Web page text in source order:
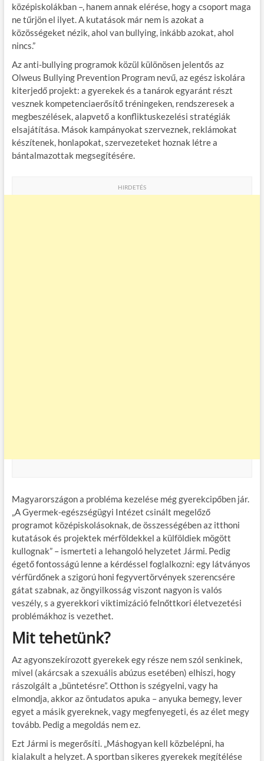
középiskolákban –, hanem annak elérése, hogy a csoport maga
ne tűrjön el ilyet. A kutatások már nem is azokat a
közösségeket nézik, ahol van bullying, inkább azokat, ahol
nincs.”
Az anti-bullying programok közül különösen jelentős az
Olweus Bullying Prevention Program nevű, az egész iskolára
kiterjedő projekt: a gyerekek és a tanárok egyaránt részt
vesznek kompetenciaerősítő tréningeken, rendszeresek a
megbeszélések, alapvető a konfliktuskezelési stratégiák
elsajátítása. Mások kampányokat szerveznek, reklámokat
készítenek, honlapokat, szervezeteket hoznak létre a
bántalmazottak megsegítésére.
HIRDETÉS
Magyarországon a probléma kezelése még gyerekcipőben jár.
„A Gyermek-egészségügyi Intézet csinált megelőző
programot középiskolásoknak, de összességében az itthoni
kutatások és projektek mérföldekkel a külföldiek mögött
kullognak” – ismerteti a lehangoló helyzetet Jármi. Pedig
égető fontosságú lenne a kérdéssel foglalkozni: egy látványos
vérfürdőnek a szigorú honi fegyvertörvények szerencsére
gátat szabnak, az öngyilkosság viszont nagyon is valós
veszély, s a gyerekkori viktimizáció felnőttkori életvezetési
problémákhoz is vezethet.
Mit tehetünk?
Az agyonszekírozott gyerekek egy része nem szól senkinek,
mivel (akárcsak a szexuális abúzus esetében) elhiszi, hogy
rászolgált a „büntetésre”. Otthon is szégyelni, vagy ha
elmondja, akkor az öntudatos apuka – anyuka bemegy, lever
egyet a másik gyereknek, vagy megfenyegeti, és az élet megy
tovább. Pedig a megoldás nem ez.
Ezt Jármi is megerősíti. „Máshogyan kell közbelépni, ha
kialakult a helyzet. A sportban sikeres gyerekek megítélése